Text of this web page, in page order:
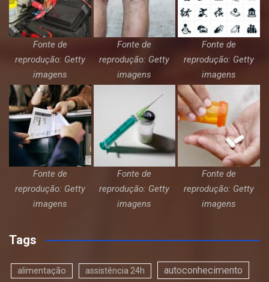
Fonte de
reprodução: Getty
imagens
Fonte de
reprodução: Getty
imagens
Fonte de
reprodução: Getty
imagens
Fonte de
reprodução: Getty
imagens
Fonte de
reprodução: Getty
imagens
Fonte de
reprodução: Getty
imagens
Tags
alimentação assistência 24h autoconhecimento